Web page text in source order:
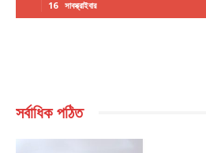
16 সাবস্ক্রাইবার
সর্বাধিক পঠিত